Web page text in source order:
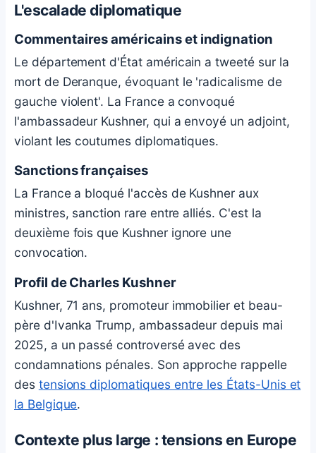
L'escalade diplomatique
Commentaires américains et indignation
Le département d'État américain a tweeté sur la
mort de Deranque, évoquant le 'radicalisme de
gauche violent'. La France a convoqué
l'ambassadeur Kushner, qui a envoyé un adjoint,
violant les coutumes diplomatiques.
Sanctions françaises
La France a bloqué l'accès de Kushner aux
ministres, sanction rare entre alliés. C'est la
deuxième fois que Kushner ignore une
convocation.
Profil de Charles Kushner
Kushner, 71 ans, promoteur immobilier et beau-
père d'Ivanka Trump, ambassadeur depuis mai
2025, a un passé controversé avec des
condamnations pénales. Son approche rappelle
des tensions diplomatiques entre les États-Unis et
la Belgique.
Contexte plus large : tensions en Europe